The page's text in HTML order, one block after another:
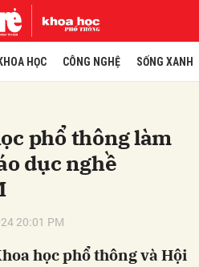
KHOA HỌC CÔNG NGHỆ SỐNG XANH
phổ thông làm
dục nghề
20:01 PM
học phổ thông và Hội